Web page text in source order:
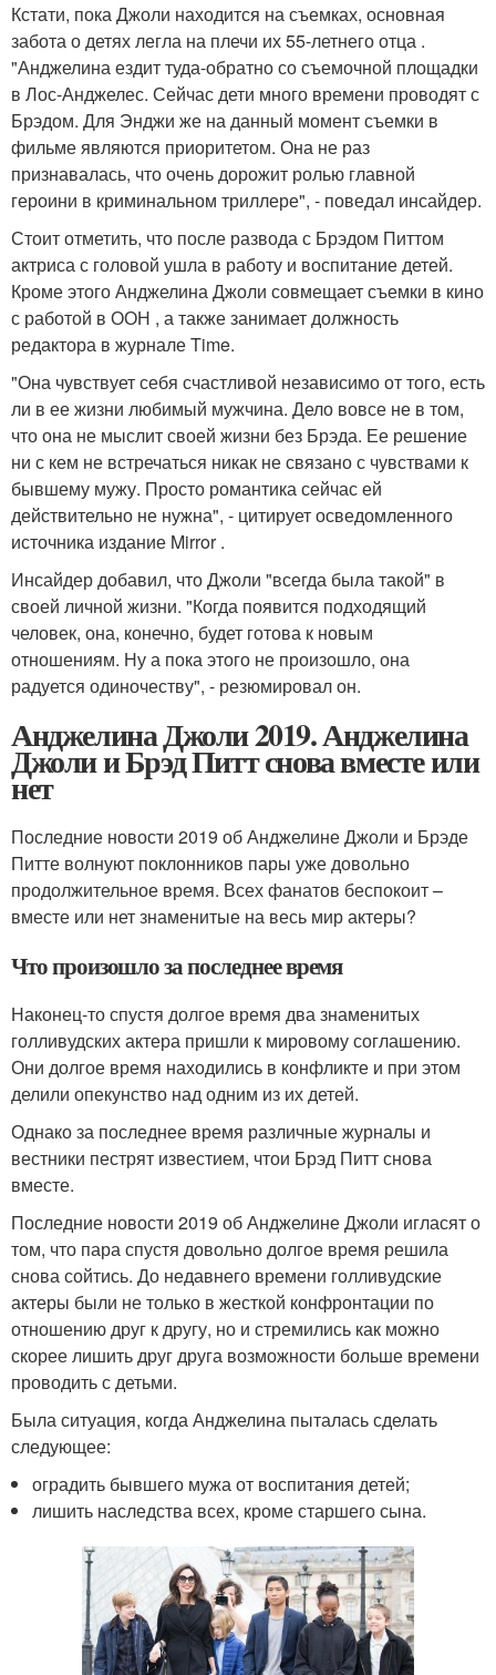
Кстати, пока Джоли находится на съемках, основная
забота о детях легла на плечи их 55-летнего отца .
"Анджелина ездит туда-обратно со съемочной площадки
в Лос-Анджелес. Сейчас дети много времени проводят с
Брэдом. Для Энджи же на данный момент съемки в
фильме являются приоритетом. Она не раз
признавалась, что очень дорожит ролью главной
героини в криминальном триллере", - поведал инсайдер.
Стоит отметить, что после развода с Брэдом Питтом
актриса с головой ушла в работу и воспитание детей.
Кроме этого Анджелина Джоли совмещает съемки в кино
с работой в ООН , а также занимает должность
редактора в журнале Time.
"Она чувствует себя счастливой независимо от того, есть
ли в ее жизни любимый мужчина. Дело вовсе не в том,
что она не мыслит своей жизни без Брэда. Ее решение
ни с кем не встречаться никак не связано с чувствами к
бывшему мужу. Просто романтика сейчас ей
действительно не нужна", - цитирует осведомленного
источника издание Mirror .
Инсайдер добавил, что Джоли "всегда была такой" в
своей личной жизни. "Когда появится подходящий
человек, она, конечно, будет готова к новым
отношениям. Ну а пока этого не произошло, она
радуется одиночеству", - резюмировал он.
Анджелина Джоли 2019. Анджелина
Джоли и Брэд Питт снова вместе или
нет
Последние новости 2019 об Анджелине Джоли и Брэде
Питте волнуют поклонников пары уже довольно
продолжительное время. Всех фанатов беспокоит –
вместе или нет знаменитые на весь мир актеры?
Что произошло за последнее время
Наконец-то спустя долгое время два знаменитых
голливудских актера пришли к мировому соглашению.
Они долгое время находились в конфликте и при этом
делили опекунство над одним из их детей.
Однако за последнее время различные журналы и
вестники пестрят известием, чтои Брэд Питт снова
вместе.
Последние новости 2019 об Анджелине Джоли игласят о
том, что пара спустя довольно долгое время решила
снова сойтись. До недавнего времени голливудские
актеры были не только в жесткой конфронтации по
отношению друг к другу, но и стремились как можно
скорее лишить друг друга возможности больше времени
проводить с детьми.
Была ситуация, когда Анджелина пыталась сделать
следующее:
оградить бывшего мужа от воспитания детей;
лишить наследства всех, кроме старшего сына.